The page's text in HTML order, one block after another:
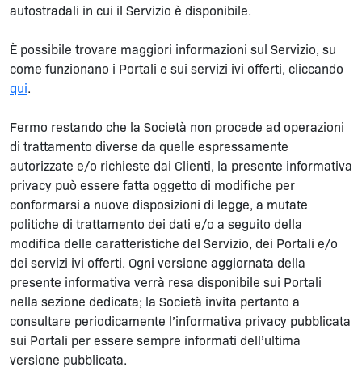
autostradali in cui il Servizio è disponibile.
È possibile trovare maggiori informazioni sul Servizio, su
come funzionano i Portali e sui servizi ivi offerti, cliccando
qui.
Fermo restando che la Società non procede ad operazioni
di trattamento diverse da quelle espressamente
autorizzate e/o richieste dai Clienti, la presente informativa
privacy può essere fatta oggetto di modifiche per
conformarsi a nuove disposizioni di legge, a mutate
politiche di trattamento dei dati e/o a seguito della
modifica delle caratteristiche del Servizio, dei Portali e/o
dei servizi ivi offerti. Ogni versione aggiornata della
presente informativa verrà resa disponibile sui Portali
nella sezione dedicata; la Società invita pertanto a
consultare periodicamente l’informativa privacy pubblicata
sui Portali per essere sempre informati dell’ultima
versione pubblicata.